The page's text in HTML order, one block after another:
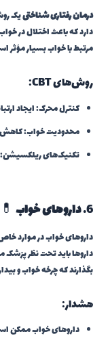
درمان رفتاری شناختییک
دارد که باعث اختلال در
مرتبط با خواب بسیار مؤثر
روش‌های CBT:
کنترل محرک: ایجاد
محدودیت خواب: کاهش
تکنیک‌های
6. داروهای خواب 💊
داروهای خواب در موارد
داروها باید تحت نظر
بگذارند که چرخه خواب و
هشدار:
داروهای خواب ممکن